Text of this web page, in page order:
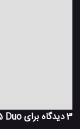
3 دیدگاه برای Duo